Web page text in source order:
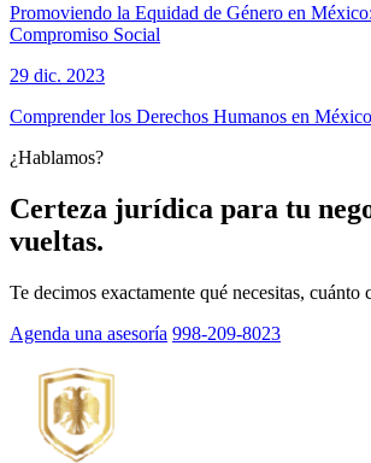
Promoviendo la Equidad de Género en
Compromiso Social
29 dic. 2023
Comprender los Derechos Humanos en
¿Hablamos?
Certeza jurídica para tu
vueltas.
Te decimos exactamente qué necesitas, cuánto
Agenda una asesoría 998-209-8023